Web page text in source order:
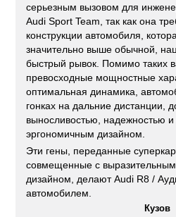
серьезным вызовом для
Audi Sport Team, так как она
конструкции автомобиля,
значительно выше обычной,
быстрый рывок. Помимо таких
превосходные мощностные
оптимальная динамика,
гонках на дальние дистанции,
выносливостью, надежностью
эргономичным дизайном.
Эти гены, переданные
совмещенные с
дизайном, делают Audi R8 /
автомобилем.
Кузов